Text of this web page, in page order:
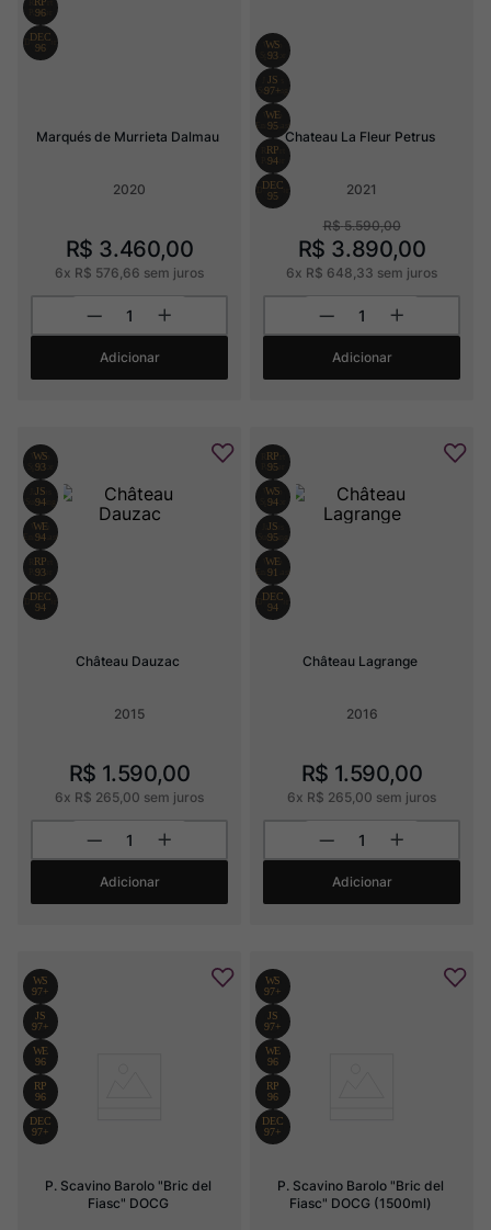
Marqués de Murrieta Dalmau
2020
R$ 3.460,00
6x R$ 576 66 sem juros
Adicionar
Chateau La Fleur Petrus
2021
R$ 5.590,00
R$ 3.890,00
6x R$ 648 33 sem juros
Adicionar
Château Dauzac
2015
R$ 1.590,00
6x R$ 265 00 sem juros
Adicionar
Château Lagrange
2016
R$ 1.590,00
6x R$ 265 00 sem juros
Adicionar
P. Scavino Barolo "Bric del
Fiasc" DOCG
P. Scavino Barolo "Bric del
Fiasc" DOCG (1500ml)